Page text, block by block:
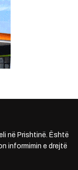
në Prishtinë. Është
informimin e drejtë